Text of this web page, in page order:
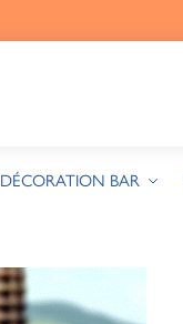
DÉCORATION BAR